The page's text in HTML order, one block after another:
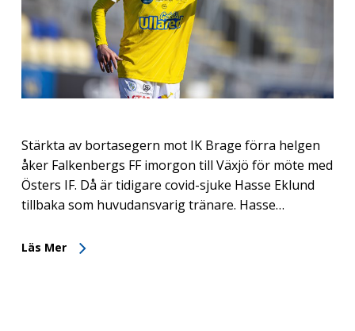
Stärkta av bortasegern mot IK Brage förra helgen
åker Falkenbergs FF imorgon till Växjö för möte med
Östers IF. Då är tidigare covid-sjuke Hasse Eklund
tillbaka som huvudansvarig tränare. Hasse…
Läs Mer